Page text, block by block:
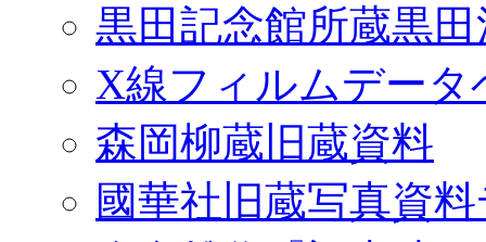
黒田記念館所蔵黒
X線フィルムデータ
森岡柳蔵旧蔵資料
國華社旧蔵写真資